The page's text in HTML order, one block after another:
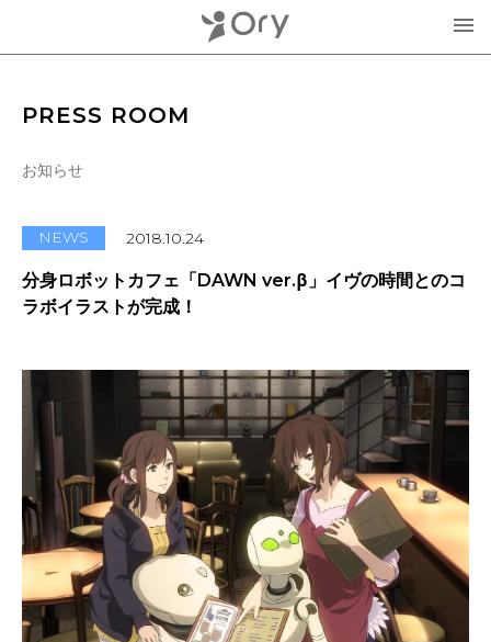
分身ロボットOriHime
意思伝達装置
OriHimeを活用したイベント企画
人材紹介FLEMEE
分身ロボットカフェ
オリィ研究所について
メンバー紹介
会社概要
アクセス
採用情報
お問合せ・お見積り
お申込み
アクセス
PRESS ROOM
お知らせ
NEWS 2018.10.24
分身ロボットカフェ「DAWN ver.β」イヴの時間とのコ
ラボイラストが完成！